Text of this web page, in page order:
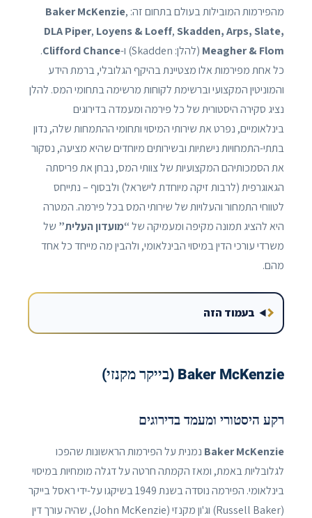
מהפירמות המובילות בעולם בתחום זה: Baker McKenzie,
DLA Piper, Loyens & Loeff,Skadden, Arps, Slate,
Meagher & Flom (להלן: Skadden) ו- Clifford Chance
.
כל אחת מפירמות אלו מצטיינת בהיקף הגלובלי, ברמת הידע
והמוניטין המקצועי וברשימת לקוחות מרשימה בתחומי המס. להלן
נציג סקירה היסטורית של כל פירמה ומעמדה בדירוגים
בינלאומיים, נפרט את שירותי המיסוי ותחומי ההתמחות שלה, נדון
בתתי-התמחויות נישתיות ובשירותים מיוחדים שהיא מציעה, נסקור
את הסמכותיהם המקצועיות של צוותי המס, נבחן את פריסתה
הגאוגרפית (לרבות זיקה מיוחדת לישראל) ולבסוף – נתייחס
לטווחי התמחור והעלויות של שירותי המס בכל פירמה. המטרה
היא להציג תמונה מקיפה ומעמיקה של“מועדון העלית” של
משרדי עורכי הדין במיסוי הבינלאומי, ולהבין מה מייחד כל אחד
מהם.
בעמוד הזה
Baker McKenzie (בייקר מקנזי)
רקע היסטורי ומעמד בדירוגים
Baker McKenzie נמנית על הפירמות הראשונות שהפכו
לגלובליות באמת, ומאז הקמתה חרטה על דגלה מומחיות במיסוי
בינלאומי. הפירמה נוסדה בשנת 1949 בשיקגו על-ידי ראסל בייקר
(Russell Baker) וג'ון מקנזי (John McKenzie), שהיה עורך דין